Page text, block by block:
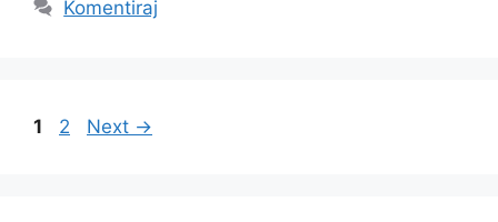
Komentiraj
Page
1 Page
2 Next →